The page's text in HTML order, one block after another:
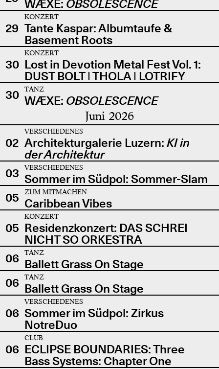
WÆXE: OBSOLESCENCE
29
KONZERT
Tante Kaspar: Albumtaufe &
Basement Roots
30
KONZERT
Lost in Devotion Metal Fest Vol. 1:
DUST BOLT | THOLA | LOTRIFY
30
TANZ
WÆXE: OBSOLESCENCE
Juni 2026
02
VERSCHIEDENES
Architekturgalerie Luzern: KI in
der Architektur
03
VERSCHIEDENES
Sommer im Südpol: Sommer-Slam
05
ZUM MITMACHEN
Caribbean Vibes
05
KONZERT
Residenzkonzert: DAS SCHREI
NICHT SO ORKESTRA
06
TANZ
Ballett Grass On Stage
06
TANZ
Ballett Grass On Stage
06
VERSCHIEDENES
Sommer im Südpol: Zirkus
NotreDuo
06
CLUB
ECLIPSE BOUNDARIES: Three
Bass Systems: Chapter One